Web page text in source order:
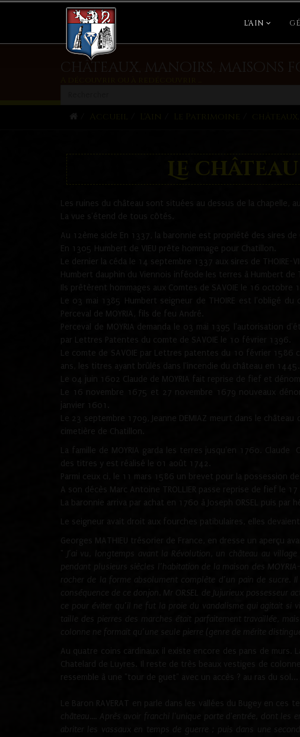
L'AIN
châteaux, manoirs, maisons
Le
Les ruines du château sont situées au dessus de la chapelle,
La vue s'étend de tous côtés.
Au 12ème sicle En 1337, la baronnie est propriété des sires
En 1305 Humbert de VIEU prête hommage pour Chatillon.
Le dernier la céda le 14 septembre 1337 aux sires de THOIRE-
Humbert dauphin du Viennois inféode les terres à Humbert de
Ils prêtèrent hommages aux Comtes de SAVOIE le 16 octobre
Le 03 mai 1385 Humbert seigneur de THOIRE est l'obligé
Perceval de MOYRIA, fils de feu André.
Perceval de MOYRIA demanda le 03 mai 1395
par Lettres Patentes du comte de SAVOIE le 10 février 1396.
Le comte de SAVOIE par Lettres patentes du 10 février 1586
ans, les titres ayant brûlés dans l'incendie du château en 1445.
Le 04 juin 1602 Claude de MOYRIA fait reprise de fief et
Le 16 novembre 1675 et 27 novembre 1679 nouveaux
janvier 1601.
Le 23 septembre 1709, Jeanne DEMIAZ meurt dans le
cimetière de Chatillon.
La famille de MOYRIA garda les terres jusqu'en 1760. Claude
des titres y est réalisé le 01 août 1742.
Parmi ceux ci, le 11 mars 1586 un brevet pour la possession
A son décès Marc Antoine TROLLIER passe reprise de fief le
La baronnie arriva par achat en 1760 à Joseph ORSEL puis par
Le seigneur avait droit aux fourches patibulaires, elles
Georges MATHIEU trésorier de France, en dresse un aperçu
J’ai vu, longtemps avant la Révolution, un château au
pendant plusieurs siècles l’habitation de la maison des
rocher de la forme absolument complète d’un pain de sucre.
conséquence de ce donjon. Mr ORSEL de Jujurieux
ce pour éviter qu’il ne fut la proie du vandalisme qui agitait si
taille des pierres des marches était parfaitement travaillée,
colonne ne formait qu’une seule pierre (genre de mérite
Au quatre coins cardinaux il existe encore des pans de
Chatelard de Luyres. Il reste de très beaux vestiges de
ressemble à une "tour de guet" avec un accès ? au ras du sol...
Le Baron RAVERAT en parle dans les vallées du Bugey en ces
château.... Après avoir franchi l'unique porte d'entrée, dont les
abriter les vassaux en temps de guerre ; puis dans une